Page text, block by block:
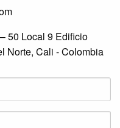
50 Local 9 Edificio
Norte, Cali - Colombia